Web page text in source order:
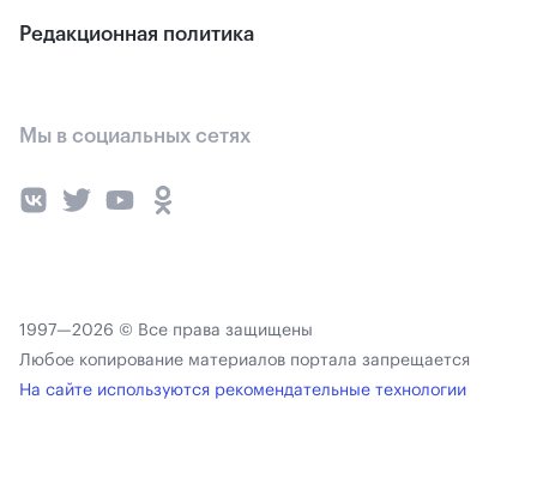
Редакционная политика
Мы в социальных сетях
1997—2026 © Все права защищены
Любое копирование материалов портала запрещается
На сайте используются рекомендательные технологии